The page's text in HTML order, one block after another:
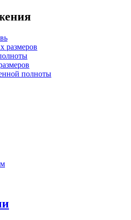
размеров
полноты